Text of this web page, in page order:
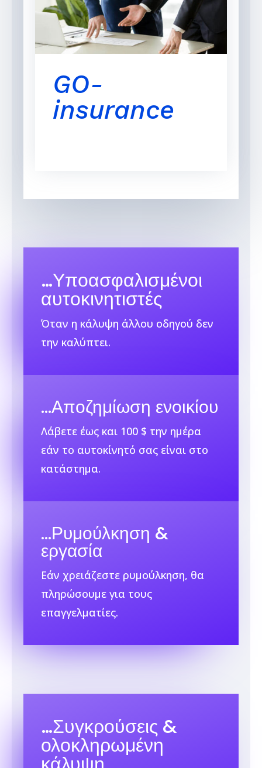
GO-
insurance
…Υποασφαλισμένοι
αυτοκινητιστές
Όταν η κάλυψη άλλου οδηγού δεν
την καλύπτει.
…Αποζημίωση ενοικίου
Λάβετε έως και 100 $ την ημέρα
εάν το αυτοκίνητό σας είναι στο
κατάστημα.
…Ρυμούλκηση &
εργασία
Εάν χρειάζεστε ρυμούλκηση, θα
πληρώσουμε για τους
επαγγελματίες.
…Συγκρούσεις &
ολοκληρωμένη